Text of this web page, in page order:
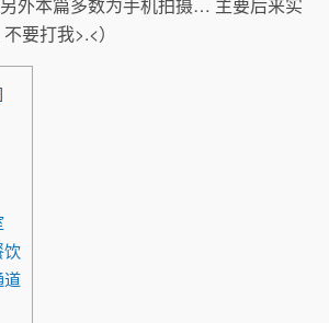
要打我>.<）
]
饮
道